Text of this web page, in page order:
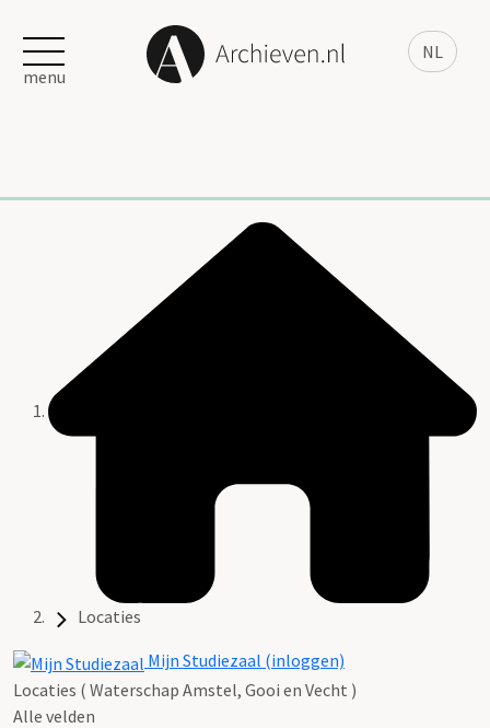
NL
menu
Locaties
Mijn Studiezaal (inloggen)
Locaties ( Waterschap Amstel, Gooi en Vecht )
Alle velden